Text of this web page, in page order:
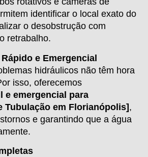
identificar o local exato do
o desobstrução com
retrabalho.
e Emergencial
hidráulicos não têm hora
isso, oferecemos
e emergencial para
Tubulação em Florianópolis],
e garantindo que a água